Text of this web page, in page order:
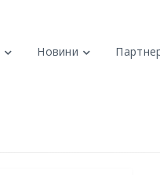
Новини